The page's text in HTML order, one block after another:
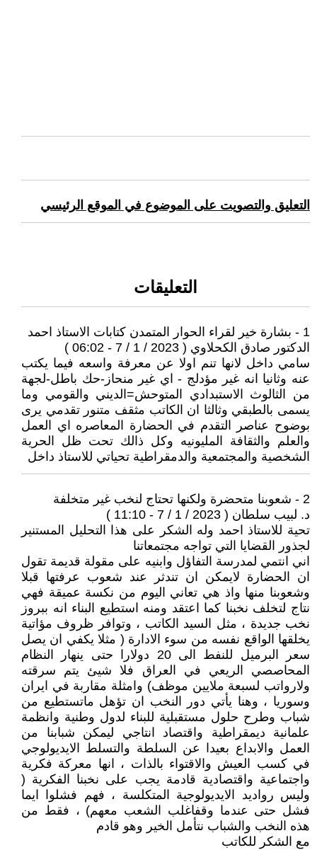
التعليق والتصويت على الموضوع في الموقع الرئيسي
التعليقات
1 - بشارة خير لقراء الحوار المتمدن كتابات الاستاذ احمد
الدكتور صادق الكحلاوي ( 2023 / 1 / 7 - 06:02 )
سامي داخل لانها تنم اولا عن معرفة واسعه فيما يكتب
عنه وثانيا انه غير مؤدلج - اي غير منحاز-حك باطل-لجهة
من الثالوث الاستبدادي المتوحش=الديني والقومي وما
يسمى بالطبقي وثالثا ان الكاتب مثقف متنور تقدمي يرى
بوضوح عناصر التقدم في الحضارة المعاصره اي العمل
والعلم والثقافة المليونيه وكل ذالك تحت ظل الحرية
الشخصية والمجتمعية والدمقراطية تحياتي للاستاذ داخل
2 - شعوبنا متحضرة ولكنها تحتاج لنخب غير متخلفة
د. لبيب سلطان ( 2023 / 1 / 7 - 11:10 )
تحية للاستاذ احمد وله الشكر على هذا التحليل المستنير
لجذور القضايا التي تواجه مجتمعاتنا
اني انتمي لمدرسة التفاؤل وابنيه على مقولة قديمة تقول
ان الحضارة لايمكن ان تندثر عند شعوب عرفتها قبلا
وشعوبنا منها واذ هي تعاني اليوم من نكسة عميقة فهي
نتاج لتخلف نخبنا كما اعتقد ومنه استطيع البناء انه ببروز
نخب جديدة ، مثل السيد الكاتب ، وتوافر ظروف مؤاتية
يخلقها الواقع نفسه من سوء الادارة ( مثلا يكفي ان يصل
سعر البرميل للنفط الى 20 دولارا حتى ينهار النظام
المحاصصي الريعي في العراق فلا شيئ يتم سرقته
ولارواتب لسبعة ملايين موظف) وامثلة مقاربة في ايران
وسوريا ، وهنا يأتي دور النخب ان تؤهل ماتستطيع من
شباب وطرح حلول مستقبلية للبناء لدول وطنية وانظمة
علمانية ديمقراطية واقتصاد انتاجي ليمكن شبابنا من
العمل والابداع بعيدا عن السلطة والتسلط الايديولوجي
في كسب العيش والاقتواء بالذات ، انها معركة فكرية
واجتماعية واقتصادية قادمة يجب على نخبنا الفكرية (
وليس رواديد الايديولوجية المتكلسة ، فهم فشلوا ايما
فشل حتى عندما وقفاغلب الشعب معهم) ، فقط من
هذه النخب والشباب نتأمل الخير وهو قادم
مع الشكر للكاتب